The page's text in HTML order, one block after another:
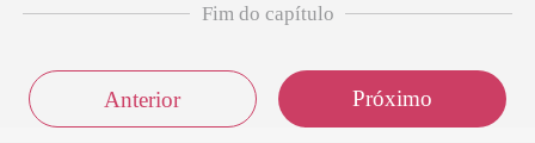
Fim do capítulo
Anterior Próximo